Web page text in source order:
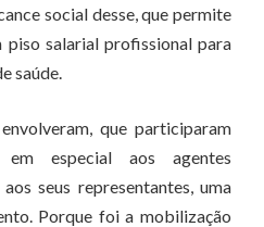
social desse, que permite
piso salarial profissional para
saúde.
que participaram
em especial aos agentes
seus representantes, uma
Porque foi a mobilização